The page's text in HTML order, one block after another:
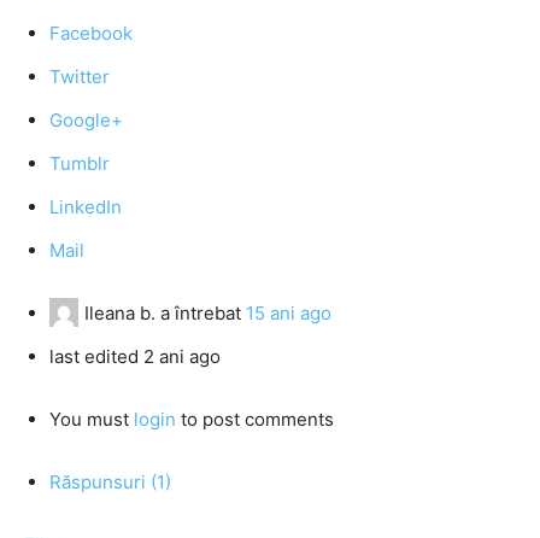
Facebook
Twitter
Google+
Tumblr
LinkedIn
Mail
Ileana b. a întrebat 15 ani ago
last edited 2 ani ago
You must login to post comments
Răspunsuri (1)